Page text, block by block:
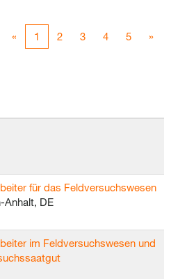
« 1 2 3 4 5 »
für das Feldversuchswesen
Anhalt, DE
im Feldversuchswesen und